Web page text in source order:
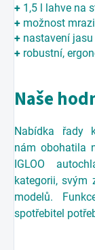
+ 1,5 l lahve na
+ možnost
+ nastavení
+ robustní,
Naše
Nabídka řady
nám obohatila
IGLOO
kategorii, svým
modelů.
spotřebitel